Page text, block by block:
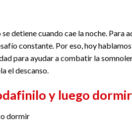
detiene cuando cae la noche.
constante. Por eso, hoy
para ayudar a combatir la
el descanso.
y luego dormir
dormir